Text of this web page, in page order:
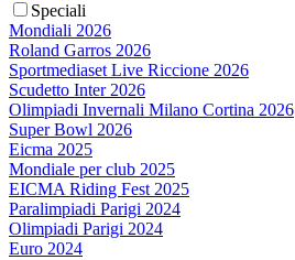
Speciali
Mondiali 2026
Roland Garros 2026
Sportmediaset Live Riccione 2026
Scudetto Inter 2026
Olimpiadi Invernali Milano Cortina 2026
Super Bowl 2026
Eicma 2025
Mondiale per club 2025
EICMA Riding Fest 2025
Paralimpiadi Parigi 2024
Olimpiadi Parigi 2024
Euro 2024